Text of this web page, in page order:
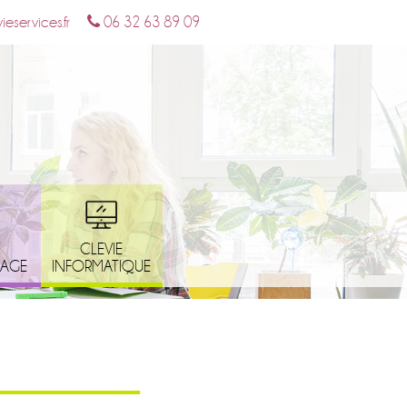
06 32 63 89 09
CLEVIE
INFORMATIQUE